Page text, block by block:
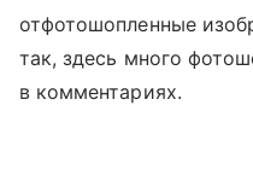
отфотошопленные
так, здесь много
в комментариях.